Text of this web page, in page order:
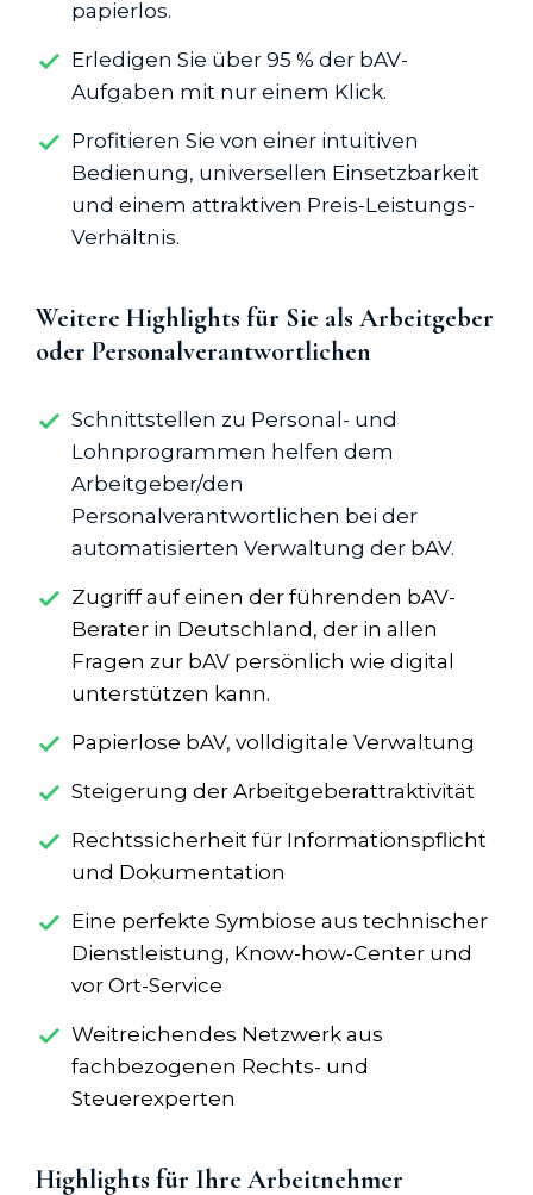
papierlos.
Erledigen Sie über 95 % der bAV-
Aufgaben mit nur einem Klick.
Profitieren Sie von einer intuitiven
Bedienung, universellen Einsetzbarkeit
und einem attraktiven Preis-Leistungs-
Verhältnis.
Weitere Highlights für Sie als Arbeitgeber
oder Personalverantwortlichen
Schnittstellen zu Personal- und
Lohnprogrammen helfen dem
Arbeitgeber/den
Personalverantwortlichen bei der
automatisierten Verwaltung der bAV.
Zugriff auf einen der führenden bAV-
Berater in Deutschland, der in allen
Fragen zur bAV persönlich wie digital
unterstützen kann.
Papierlose bAV, volldigitale Verwaltung
Steigerung der Arbeitgeberattraktivität
Rechtssicherheit für Informationspflicht
und Dokumentation
Eine perfekte Symbiose aus technischer
Dienstleistung, Know-how-Center und
vor Ort-Service
Weitreichendes Netzwerk aus
fachbezogenen Rechts- und
Steuerexperten
Highlights für Ihre Arbeitnehmer